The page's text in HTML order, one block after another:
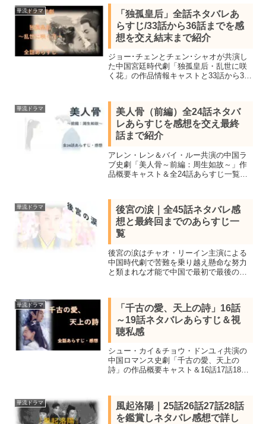
華流ドラマ
「独孤皇后」全話ネタバレあ
らすじ/33話から36話までを感
想を交え結末まで紹介
ジョー･チェンとチェン･シャオが共演し
た中国宮廷時代劇「独孤皇后・乱世に咲
く花」の作品情報キャストと33話から36
治に関わり二聖と称された隋の初代皇
后・独孤伽羅と開国皇帝・楊堅を描いた
作品
華流ドラマ
美人骨（前編）全24話ネタバ
レあらすじを感想を交え最終
話まで紹介
アレン・レン＆バイ・ルー共演の中国ラ
ブ史劇「美人骨～前編：周生如故～」作
品概要キャスト＆全24話あらすじ一覧＆
華流ドラマ
後宮の涙｜全45話ネタバレ感
想と最終回までのあらすじ一
覧
後宮の涙はチャオ・リーイン主演による
中国時代劇で苦難を乗り越え懸命な努力
と類まれな才能で中国で最初で最後の女
らすじを最終回の結末まで感想を交え詳
しく紹介します。
華流ドラマ
「千古の愛、天上の詩」16話
～19話ネタバレあらすじ＆視
聴私感
シュー・カイ＆チョウ・ドンユィ共演の
中国ロマンス史劇「千古の愛、天上の
詩」の作品概要キャスト＆16話17話18話
ランキング1位を獲得した大ヒットラブス
トーリー。
華流ドラマ
風起洛陽｜25話26話27話28話
を鑑賞しネタバレ感想で詳し